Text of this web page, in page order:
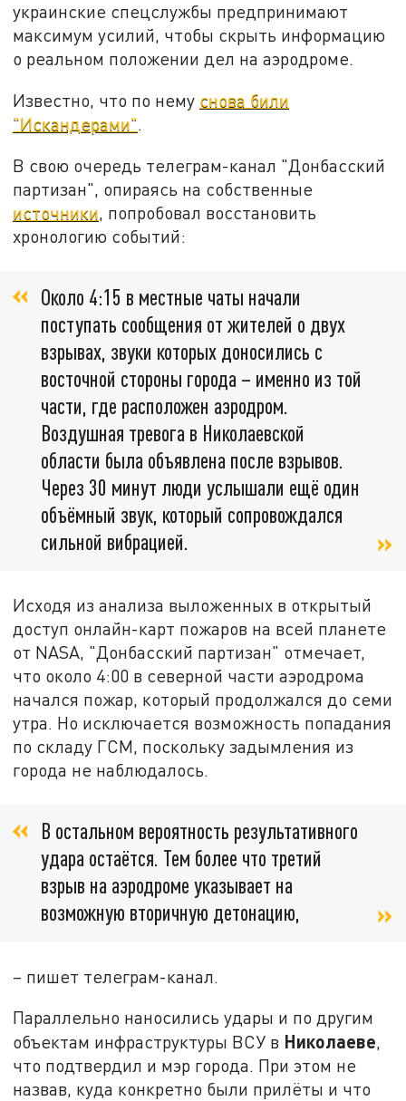
украинские спецслужбы предпринимают
максимум усилий, чтобы скрыть информацию
о реальном положении дел на аэродроме.
Известно, что по нему снова били
"Искандерами".
В свою очередь телеграм-канал "Донбасский
партизан", опираясь на собственные
источники , попробовал восстановить
хронологию событий:
Около 4:15 в местные чаты начали
поступать сообщения от жителей о двух
взрывах, звуки которых доносились с
восточной стороны города – именно из той
части, где расположен аэродром.
Воздушная тревога в Николаевской
области была объявлена после взрывов.
Через 30 минут люди услышали ещё один
объёмный звук, который сопровождался
сильной вибрацией.
Исходя из анализа выложенных в открытый
доступ онлайн-карт пожаров на всей планете
от NASA, "Донбасский партизан" отмечает,
что около 4:00 в северной части аэродрома
начался пожар, который продолжался до семи
утра. Но исключается возможность попадания
по складу ГСМ, поскольку задымления из
города не наблюдалось.
В остальном вероятность результативного
удара остаётся. Тем более что третий
взрыв на аэродроме указывает на
возможную вторичную детонацию,
– пишет телеграм-канал.
Параллельно наносились удары и по другим
объектам инфраструктуры ВСУ в Николаеве,
что подтвердил и мэр города. При этом не
назвав, куда конкретно были прилёты и что